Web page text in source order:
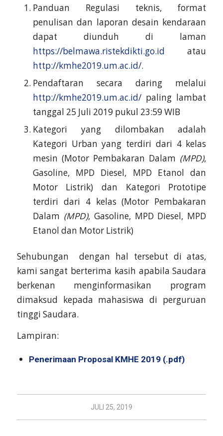
Panduan Regulasi teknis, format
penulisan dan laporan desain kendaraan
dapat diunduh di laman
https://belmawa.ristekdikti.go.id atau
http://kmhe2019.um.ac.id/.
Pendaftaran secara daring melalui
http://kmhe2019.um.ac.id/paling lambat
tanggal 25 Juli 2019 pukul 23:59 WIB
Kategori yang dilombakan adalah
Kategori Urban yang terdiri dari 4 kelas
mesin (Motor Pembakaran Dalam (MPD),
Gasoline, MPD Diesel, MPD Etanol dan
Motor Listrik) dan Kategori Prototipe
terdiri dari 4 kelas (Motor Pembakaran
Dalam (MPD), Gasoline, MPD Diesel, MPD
Etanol dan Motor Listrik)
Sehubungan dengan hal tersebut di atas,
kami sangat berterima kasih apabila Saudara
berkenan menginformasikan program
dimaksud kepada mahasiswa di perguruan
tinggi Saudara.
Lampiran:
Penerimaan Proposal KMHE 2019 (.pdf)
JULI 25, 2019